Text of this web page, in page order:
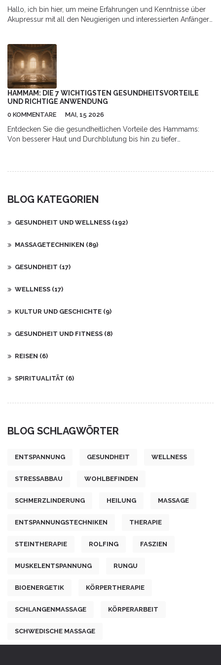
Hallo, ich bin hier, um meine Erfahrungen und Kenntnisse über
Akupressur mit all den Neugierigen und interessierten Anfängern
enthält. Wir beginnen mit den Grundlagen und gehen tief in das
Thema ein. Lassen Sie uns gemeinsam in die Welt der
Akupressur eintauchen, eine alte Technik, die uns hilft, unser
Wohlbefinden auf natürliche Weise zu verbessern. Also, seid
bereit für spannende und informelle Blogposts!
HAMMAM: DIE 7 WICHTIGSTEN GESUNDHEITSVORTEILE
UND RICHTIGE ANWENDUNG
0 KOMMENTARE MAI, 15 2026
Entdecken Sie die gesundheitlichen Vorteile des Hammams:
Von besserer Haut und Durchblutung bis hin zu tiefer
BLOG KATEGORIEN
GESUNDHEIT UND WELLNESS (192)
MASSAGETECHNIKEN (89)
GESUNDHEIT (17)
WELLNESS (17)
KULTUR UND GESCHICHTE (9)
GESUNDHEIT UND FITNESS (8)
REISEN (6)
SPIRITUALITÄT (6)
BLOG SCHLAGWÖRTER
ENTSPANNUNG GESUNDHEIT WELLNESS
STRESSABBAU WOHLBEFINDEN
SCHMERZLINDERUNG HEILUNG MASSAGE
ENTSPANNUNGSTECHNIKEN THERAPIE
STEINTHERAPIE ROLFING FASZIEN
MUSKELENTSPANNUNG RUNGU
BIOENERGETIK KÖRPERTHERAPIE
SCHLANGENMASSAGE KÖRPERARBEIT
SCHWEDISCHE MASSAGE